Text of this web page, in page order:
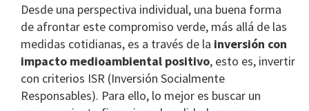
Desde una perspectiva individual, una buena forma
de afrontar este compromiso verde, más allá de las
medidas cotidianas, es a través de la inversión con
impacto medioambiental positivo, esto es, invertir
con criterios ISR (Inversión Socialmente
Responsables). Para ello, lo mejor es buscar un